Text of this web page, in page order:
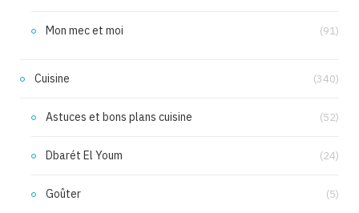
Mon mec et moi (91)
Cuisine (340)
Astuces et bons plans cuisine (52)
Dbarét El Youm (24)
Goûter (5)